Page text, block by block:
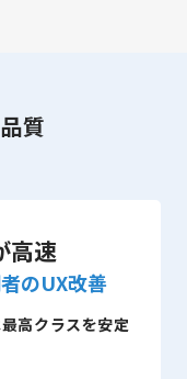
質
高速
のUX改善
高クラスを安定